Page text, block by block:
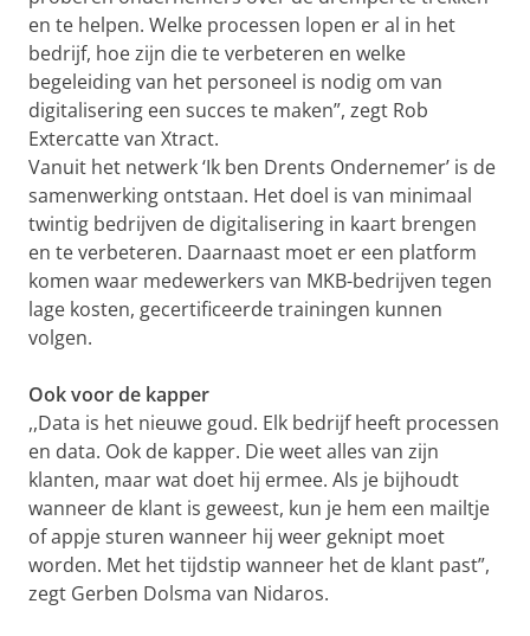
en te helpen. Welke processen lopen er al in het
bedrijf, hoe zijn die te verbeteren en welke
begeleiding van het personeel is nodig om van
digitalisering een succes te maken”, zegt Rob
Extercatte van Xtract.
Vanuit het netwerk ‘Ik ben Drents Ondernemer’ is de
samenwerking ontstaan. Het doel is van minimaal
twintig bedrijven de digitalisering in kaart brengen
en te verbeteren. Daarnaast moet er een platform
komen waar medewerkers van MKB-bedrijven tegen
lage kosten, gecertificeerde trainingen kunnen
volgen.
Ook voor de kapper
,,Data is het nieuwe goud. Elk bedrijf heeft processen
en data. Ook de kapper. Die weet alles van zijn
klanten, maar wat doet hij ermee. Als je bijhoudt
wanneer de klant is geweest, kun je hem een mailtje
of appje sturen wanneer hij weer geknipt moet
worden. Met het tijdstip wanneer het de klant past”,
zegt Gerben Dolsma van Nidaros.